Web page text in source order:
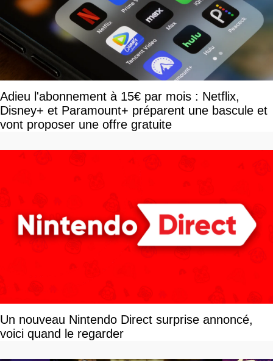
Adieu l'abonnement à 15€ par mois : Netflix,
Disney+ et Paramount+ préparent une bascule et
vont proposer une offre gratuite
Un nouveau Nintendo Direct surprise annoncé,
voici quand le regarder